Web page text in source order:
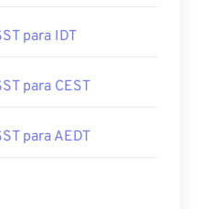
para IDT
para CEST
para AEDT